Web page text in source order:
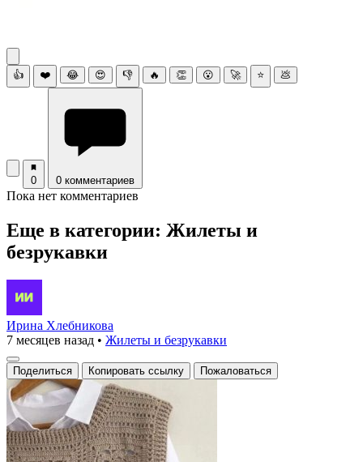
👍 ❤️ 😂 😍 👎 🔥 👏 😮 🚀 ⭐ 💩
0 0 комментариев
Пока нет комментариев
Еще в категории: Жилеты и
безрукавки
Ирина Хлебникова
7 месяцев назад • Жилеты и безрукавки
Поделиться Копировать ссылку Пожаловаться